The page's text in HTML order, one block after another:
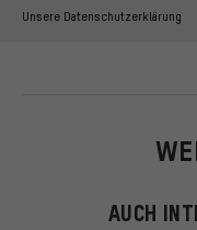
Unsere Datenschutzerklärung
AUCH